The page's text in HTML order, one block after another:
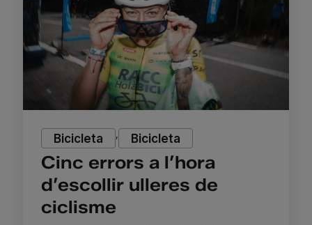
Cinc errors a l’hora
d’escollir ulleres de
ciclisme
Bicicleta , Bicicleta